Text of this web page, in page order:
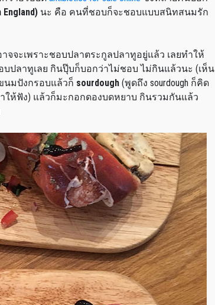
นะ คือ คนที่ชอบก็จะชอบแบบสนิทสนมรัก
จจะเพราะชอบปลาตระกูลปลาทูอยู่แล้ว เลยทำให้
ปลาทูเลย กินปุ๊บก็บอกว่าไม่ชอบ ไม่กินแล้วนะ (เห็น
นมปังกรอบแล้วก็ sourdough (พูดถึง sourdough ก็คิด
ให้ฟัง) แล้วก็มะกอกดองบดหยาบ กินรวมกันแล้ว